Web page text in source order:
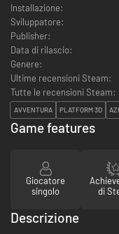
Installazione:
Sviluppatore:
Publisher:
Data di rilascio:
Genere:
Ultime recensioni Steam:
Tutte le recensioni Steam:
AVVENTURA PLATFORM 3D
Game features
Giocatore
singolo
di
Descrizione